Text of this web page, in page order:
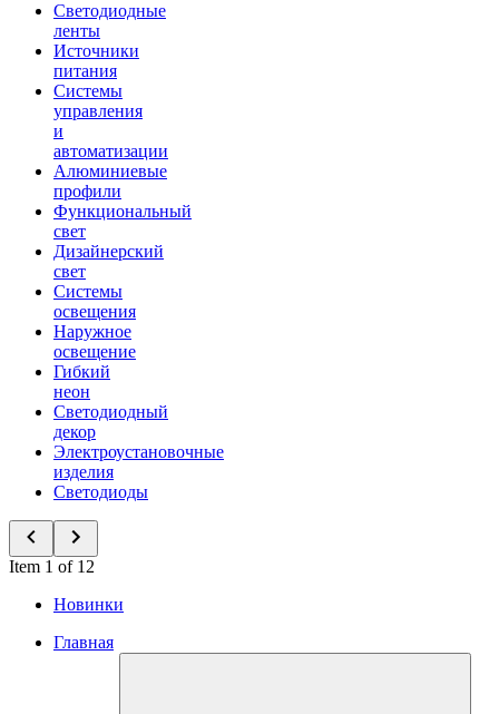
Светодиодные
ленты
Источники
питания
Системы
управления
и
автоматизации
Алюминиевые
профили
Функциональный
свет
Дизайнерский
свет
Системы
освещения
Наружное
освещение
Гибкий
неон
Светодиодный
декор
Электроустановочные
изделия
Светодиоды
Item 1 of 12
Новинки
Главная